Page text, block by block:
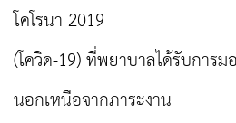
โคโรนา 2019
(โควิด-19) ที่พยาบาลได้รับการ
นอกเหนือจากภาระงาน